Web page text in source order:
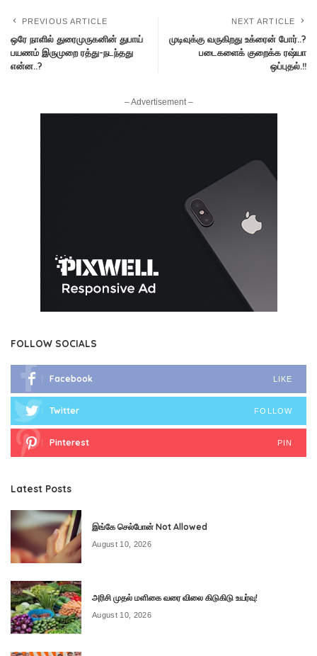
PREVIOUS ARTICLE
ஒரே நாளில் துரைமுருகனின் துபாய்
பயணம் இருமுறை ரத்து-நடந்தது
என்ன..?
NEXT ARTICLE
முடிவுக்கு வருகிறது உக்ரைன் போர்..?
படைகளைக் குறைக்க ரஷ்யா
ஒப்புதல்.!!
– Advertisement –
FOLLOW SOCIALS
Facebook LIKE
Twitter FOLLOW
Pinterest PIN
Latest Posts
இங்கே செல்போன் Not Allowed
August 10, 2026
அரிசி முதல் மளிகை வரை விலை கிடுகிடு உயர்வு!
August 10, 2026